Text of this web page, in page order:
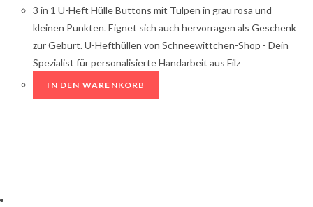
3 in 1 U-Heft Hülle Buttons mit Tulpen in grau rosa und
kleinen Punkten. Eignet sich auch hervorragen als Geschenk
zur Geburt. U-Hefthüllen von Schneewittchen-Shop - Dein
Spezialist für personalisierte Handarbeit aus Filz
IN DEN WARENKORB